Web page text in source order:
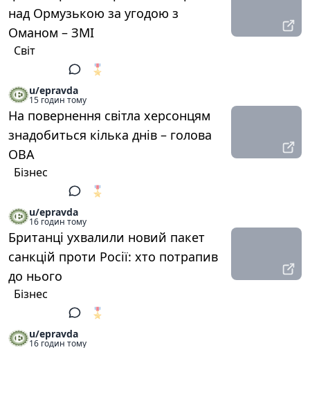
над Ормузькою за угодою з
Оманом – ЗМІ
Світ
🎖️
u/epravda
15 годин тому
На повернення світла херсонцям
знадобиться кілька днів – голова
ОВА
Бізнес
🎖️
u/epravda
16 годин тому
Британці ухвалили новий пакет
санкцій проти Росії: хто потрапив
до нього
Бізнес
🎖️
u/epravda
16 годин тому